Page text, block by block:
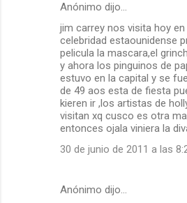
Anónimo dijo…
jim carrey nos visita hoy
celebridad estaounidense
pelicula la mascara,el
y ahora los pinguinos de
estuvo en la capital y se
de 49 aos esta de fiesta
kieren ir ,los artistas de
visitan xq cusco es otra
entonces ojala viniera la
30 de junio de 2011 a las
Anónimo dijo…